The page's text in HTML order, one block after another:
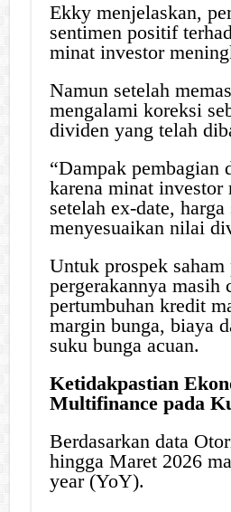
Ekky menjelaskan,
sentimen positif
minat investor
Namun setelah
mengalami koreksi
dividen yang telah
“Dampak pembagian
karena minat investor
setelah ex-date,
menyesuaikan nilai
Untuk prospek
pergerakannya masih
pertumbuhan kredit
margin bunga, biaya
suku bunga acuan.
Ketidakpastian
Multifinance pada
Berdasarkan data
hingga Maret 2026
year (YoY).